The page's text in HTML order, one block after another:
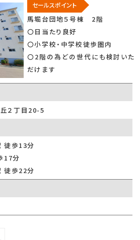
セールスポイント
馬堀台団地５号棟 2階
〇日当たり良好
〇小学校・中学校徒歩圏内
〇2階の為どの世代にも検討いた
だけます
２丁目20-5
徒歩13分
17分
徒歩22分